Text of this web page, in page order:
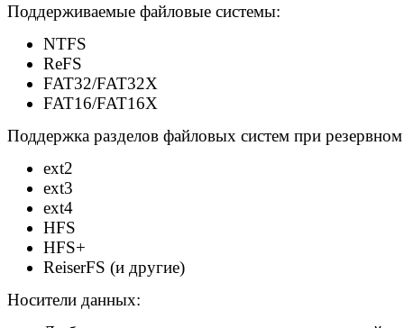
Поддерживаемые файловые системы:
NTFS
ReFS
FAT32/FAT32X
FAT16/FAT16X
Поддержка разделов файловых систем при
ext2
ext3
ext4
HFS
HFS+
ReiserFS (и другие)
Носители данных: